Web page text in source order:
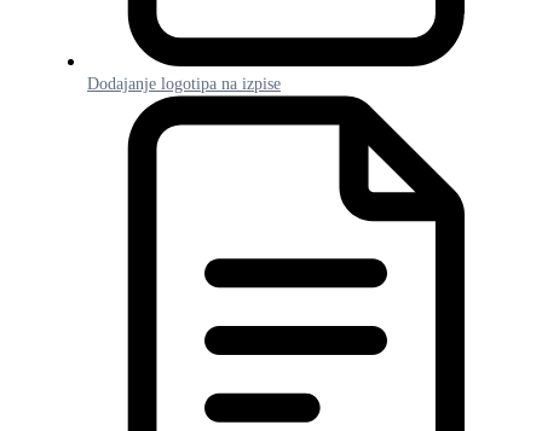
Dodajanje logotipa na izpise